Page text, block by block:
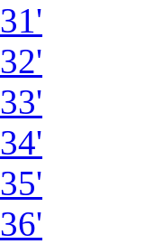
31'
32'
33'
34'
35'
36'